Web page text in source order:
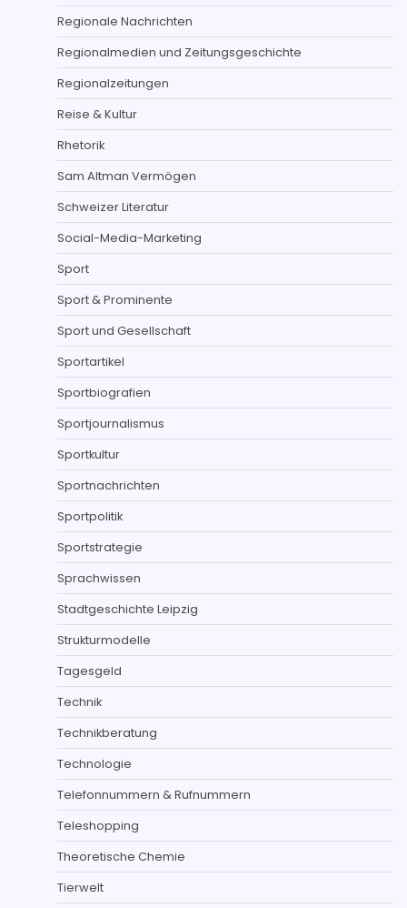
Regionale Nachrichten
Regionalmedien und Zeitungsgeschichte
Regionalzeitungen
Reise & Kultur
Rhetorik
Sam Altman Vermögen
Schweizer Literatur
Social-Media-Marketing
Sport
Sport & Prominente
Sport und Gesellschaft
Sportartikel
Sportbiografien
Sportjournalismus
Sportkultur
Sportnachrichten
Sportpolitik
Sportstrategie
Sprachwissen
Stadtgeschichte Leipzig
Strukturmodelle
Tagesgeld
Technik
Technikberatung
Technologie
Telefonnummern & Rufnummern
Teleshopping
Theoretische Chemie
Tierwelt